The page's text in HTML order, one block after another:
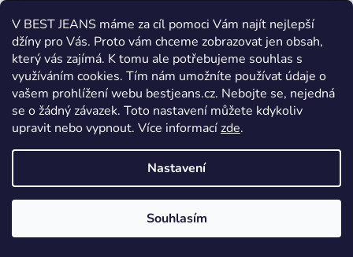
V BEST JEANS máme za cíl pomoci Vám najít nejlepší
džíny pro Vás. Proto vám chceme zobrazovat jen obsah,
který vás zajímá. K tomu ale potřebujeme souhlas s
využíváním cookies. Tím nám umožníte používat údaje o
vašem prohlížení webu bestjeans.cz. Nebojte se, nejedná
se o žádný závazek. Toto nastavení můžete kdykoliv
upravit nebo vypnout. Více informacízde.
Nastavení
Souhlasím
1 999 Kč (–5 %)
DETAIL
NOVINKA